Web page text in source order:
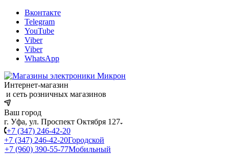
Вконтакте
Telegram
YouTube
Viber
Viber
WhatsApp
Интернет-магазин
и сеть розничных магазинов
Ваш город
г. Уфа, ул. Проспект Октября 127
+7 (347) 246-42-20
+7 (347) 246-42-20Городской
+7 (960) 390-55-77Мобильный